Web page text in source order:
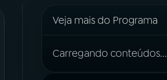
Veja mais do Programa
Carregando conteúdos...